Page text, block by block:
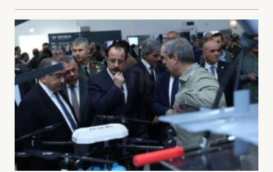
конференция, объединяющая темы лидерства,
благополучия,...